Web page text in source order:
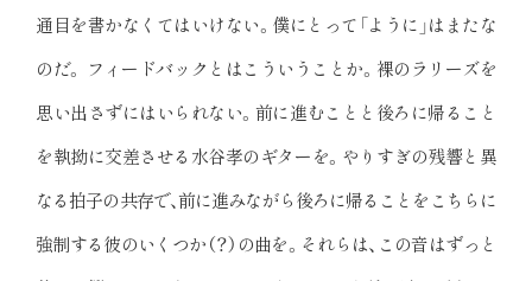
通目を書かなくてはいけない。僕にとって「ように」はまたな
のだ。 フィードバックとはこういうことか。裸のラリーズを
思い出さずにはいられない。前に進むことと後ろに帰ること
を執拗に交差させる水谷孝のギターを。やりすぎの残響と異
なる拍子の共存で、前に進みながら後ろに帰ることをこちらに
強制する彼のいくつか（？）の曲を。それらは、この音はずっと